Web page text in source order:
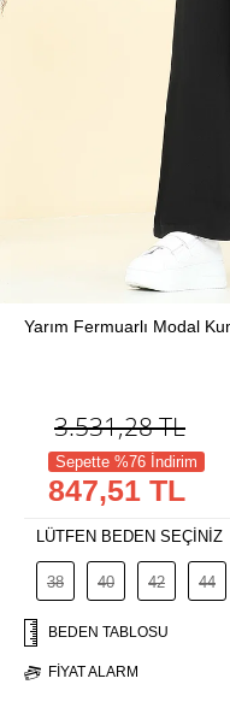
Yarım Fermuarlı Modal
3.531,28TL
Sepette %76 İndirim
847,51 TL
LÜTFEN BEDEN SEÇİNİZ
38 40 42 44
BEDEN TABLOSU
FIYAT ALARM